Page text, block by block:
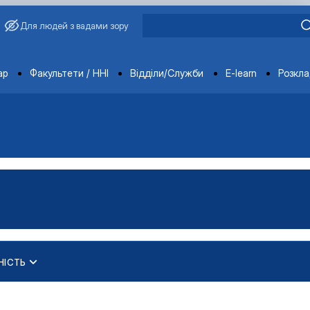
Для людей з вадами зору
Факультети / ННІ Відділи/Служби E-learn
рівня вищої освіти
рівня вищої освіти